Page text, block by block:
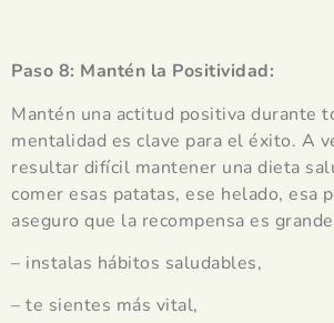
Paso 8: Mantén la Positividad:
Mantén una actitud positiva durante
mentalidad es clave para el éxito. A
resultar difícil mantener una dieta
comer esas patatas, ese helado, esa
aseguro que la recompensa es
– instalas hábitos saludables,
– te sientes más vital,